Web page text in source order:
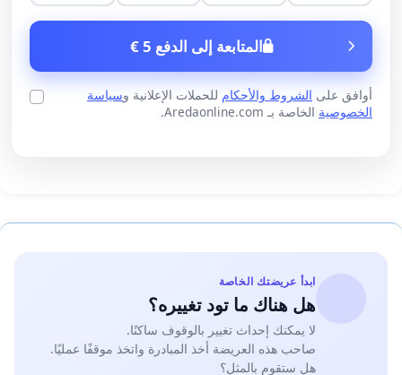
المتابعة إلى الدفع 5 €
أوافق على الشروط والأحكام للحملات الإعلانية وسياسة
الخصوصية الخاصة بـ Aredaonline.com.
ابدأ عريضتك الخاصة
هل هناك ما تود تغييره؟
لا يمكنك إحداث تغيير بالوقوف ساكنًا.
صاحب هذه العريضة أخذ المبادرة واتخذ موقفًا عمليًا.
هل ستقوم بالمثل؟